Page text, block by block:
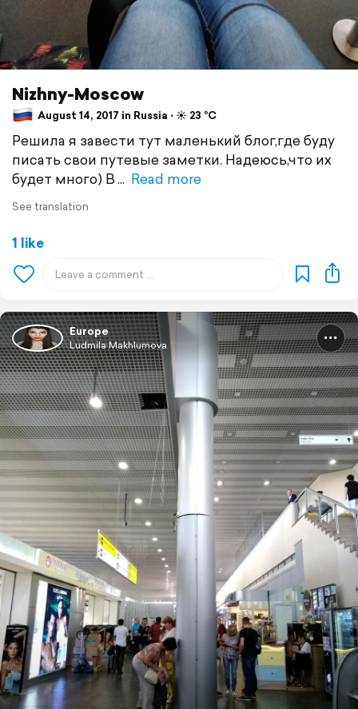
Nizhny-Moscow
August 14, 2017 in Russia ⋅ ☀️ 23 °C
Решила я завести тут маленький блог,где буду
писать свои путевые заметки. Надеюсь,что их
будет много) В
Read more
See translation
1 like
Europe
Ludmila Makhlumova